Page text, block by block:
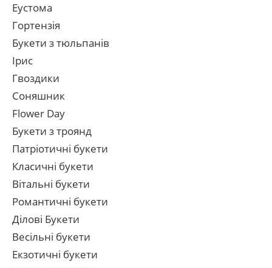
Еустома
Гортензія
Букети з тюльпанів
Ірис
Гвоздики
Соняшник
Flower Day
Букети з троянд
Патріотичні букети
Класичні букети
Вітальні букети
Романтичні букети
Ділові Букети
Весільні букети
Екзотичні букети